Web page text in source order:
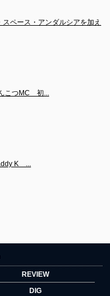
スペース・アンダルシアを加え
こつMC　初...
K　...
REVIEW
DIG